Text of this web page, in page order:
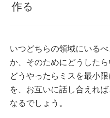
作る
いつどちらの領域にいる
か、そのためにどうした
どうやったらミスを最小
を、お互いに話し合えれ
なるでしょう。